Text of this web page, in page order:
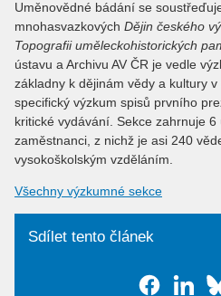
Uměnovědné bádání se
mnohasvazkových Dějin českého
Topografii uměleckohistorických
ústavu a Archivu AV ČR je vedle
základny k dějinám vědy a kultury
specifický výzkum spisů prvního
kritické vydávání. Sekce zahrnuje
zaměstnanci, z nichž je asi 240
vysokoškolským vzděláním.
Všechny výzkumné sekce
Sdílet tento článek